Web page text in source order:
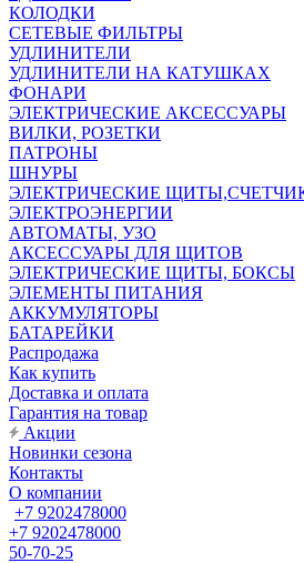
КОЛОДКИ
СЕТЕВЫЕ ФИЛЬТРЫ
УДЛИНИТЕЛИ
УДЛИНИТЕЛИ НА КАТУШКАХ
ФОНАРИ
ЭЛЕКТРИЧЕСКИЕ АКСЕССУАРЫ
ВИЛКИ, РОЗЕТКИ
ПАТРОНЫ
ШНУРЫ
ЭЛЕКТРИЧЕСКИЕ
ЭЛЕКТРОЭНЕРГИИ
АВТОМАТЫ, УЗО
АКСЕССУАРЫ ДЛЯ ЩИТОВ
ЭЛЕКТРИЧЕСКИЕ ЩИТЫ, БОКСЫ
ЭЛЕМЕНТЫ ПИТАНИЯ
АККУМУЛЯТОРЫ
БАТАРЕЙКИ
Распродажа
Как купить
Доставка и оплата
Гарантия на товар
Акции
Новинки сезона
Контакты
О компании
+7 9202478000
+7 9202478000
50-70-25